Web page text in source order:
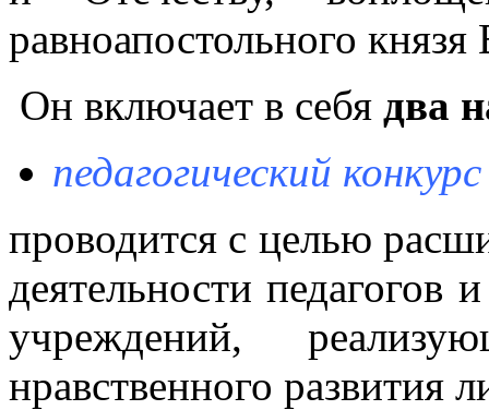
равноапостольного
Он включает в себя два
педагогический конкурс
проводится с целью
деятельности педагогов
учреждений,
нравственного развития